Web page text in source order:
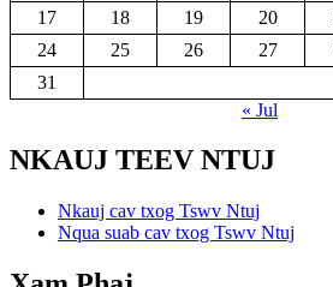
17
18 19 20
24
25 26 27
31
« Jul
NKAUJ TEEV NTUJ
Nkauj cav txog Tswv Ntuj
Nqua suab cav txog Tswv Ntuj